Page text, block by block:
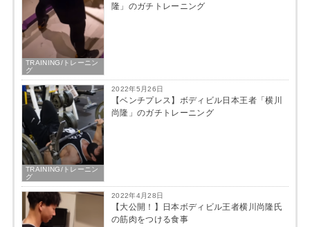
TRAINING/トレーニン
グ
隆」のガチトレーニング
TRAINING/トレーニン
グ
2022年5月26日
【ベンチプレス】ボディビル日本王者「横川
尚隆」のガチトレーニング
2022年4月28日
【大公開！】日本ボディビル王者横川尚隆氏
の筋肉をつける食事